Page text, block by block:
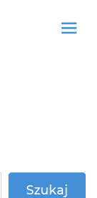
Szukaj